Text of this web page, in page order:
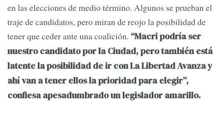
en las elecciones de medio término. Algunos se prueban el
traje de candidatos, pero miran de reojo la posibilidad de
tener que ceder ante una coalición. “Macri podría ser
nuestro candidato por la Ciudad, pero también está
latente la posibilidad de ir con La Libertad Avanza y
ahí van a tener ellos la prioridad para elegir”,
confiesa apesadumbrado un legislador amarillo.